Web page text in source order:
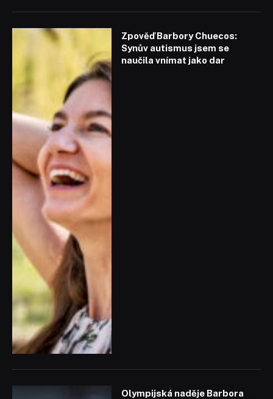
Zpověď Barbory Chuecos:
Synův autismus jsem se
naučila vnímat jako dar
Olympijská naděje Barbora